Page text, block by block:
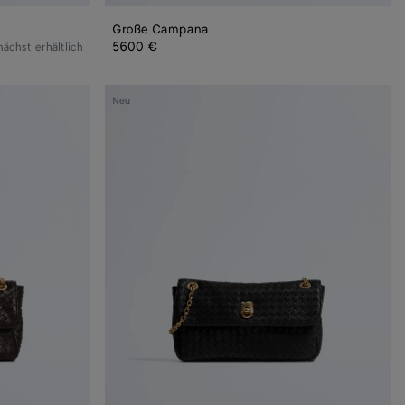
erhältlich
Große Campana
5600 €
Neu
Kleine